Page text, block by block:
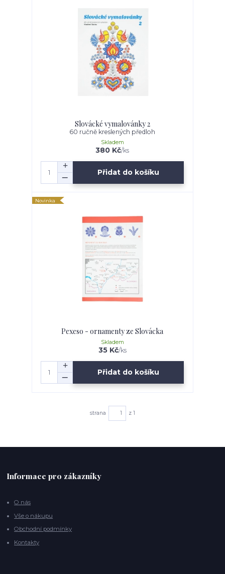
Slovácké vymalovánky 2
60 ručně kreslených předloh
380 Kč/ks
Skladem
Přidat do košíku
Novinka
Pexeso - ornamenty ze Slovácka
35 Kč/ks
Skladem
Přidat do košíku
strana z 1
Informace pro zákazníky
O nás
Vše o nákupu
Obchodní podmínky
Kontakty